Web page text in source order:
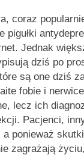
coraz
pigułki
Jednak
dziś po
są one dziś
fobie i
lecz ich
Pacjenci,
ponieważ
zagrażają